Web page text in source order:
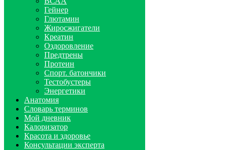
Гейнер
Глютамин
Жиросжигатели
Креатин
Оздоровление
Предтрены
Протеин
Спорт. батончики
Тестобустеры
Энергетики
Анатомия
Словарь терминов
Мой дневник
Калоризатор
Красота и здоровье
Консультации эксперта